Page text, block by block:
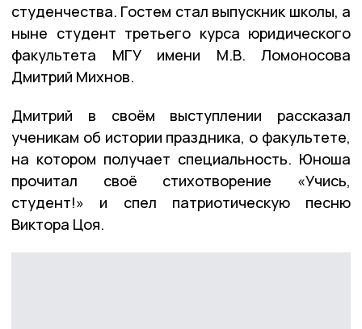
студенчества. Гостем стал выпускник школы, а
ныне студент третьего курса юридического
факультета МГУ имени М.В. Ломоносова
Дмитрий Михнов.
Дмитрий в своём выступлении рассказал
ученикам об истории праздника, о факультете,
на котором получает специальность. Юноша
прочитал своё стихотворение «Учись,
студент!» и спел патриотическую песню
Виктора Цоя.